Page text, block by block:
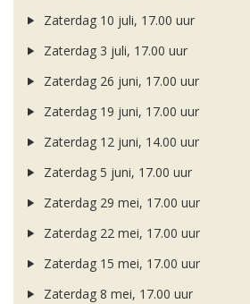
Zaterdag 10 juli, 17.00 uur
Zaterdag 3 juli, 17.00 uur
Zaterdag 26 juni, 17.00 uur
Zaterdag 19 juni, 17.00 uur
Zaterdag 12 juni, 14.00 uur
Zaterdag 5 juni, 17.00 uur
Zaterdag 29 mei, 17.00 uur
Zaterdag 22 mei, 17.00 uur
Zaterdag 15 mei, 17.00 uur
Zaterdag 8 mei, 17.00 uur